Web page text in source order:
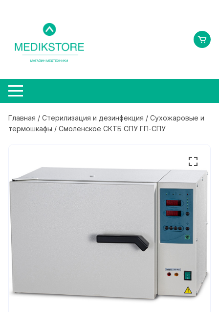
содержимому
Главная /Стерилизация и дезинфекция /Сухожаровые и
термошкафы / Смоленское СКТБ СПУ ГП-СПУ